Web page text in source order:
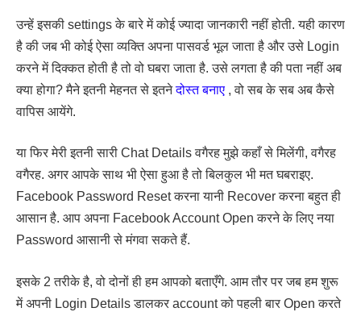
उन्हें इसकी settings के बारे में कोई ज्यादा जानकारी नहीं होती. यही कारण
है की जब भी कोई ऐसा व्यक्ति अपना पासवर्ड भूल जाता है और उसे Login
करने में दिक्कत होती है तो वो घबरा जाता है. उसे लगता है की पता नहीं अब
क्या होगा? मैने इतनी मेहनत से इतनेदोस्त बनाए , वो सब के सब अब कैसे
वापिस आयेंगे.
या फिर मेरी इतनी सारी Chat Details वगैरह मुझे कहाँ से मिलेंगी, वगैरह
वगैरह. अगर आपके साथ भी ऐसा हुआ है तो बिलकुल भी मत घबराइए.
Facebook Password Reset करना यानी Recover करना बहुत ही
आसान है. आप अपना Facebook Account Open करने के लिए नया
Password आसानी से मंगवा सकते हैं.
इसके 2 तरीके है, वो दोनों ही हम आपको बताएँगे. आम तौर पर जब हम शुरू
में अपनी Login Details डालकर account को पहली बार Open करते